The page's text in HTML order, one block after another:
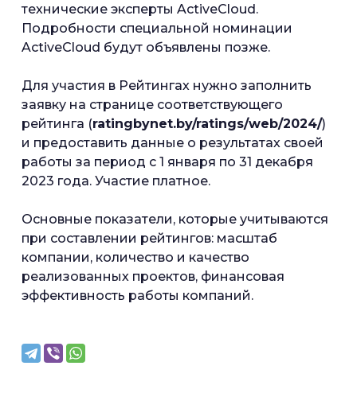
технические эксперты ActiveCloud.
Подробности специальной номинации
ActiveCloud будут объявлены позже.
Для участия в Рейтингах нужно заполнить
заявку на странице соответствующего
рейтинга (ratingbynet.by/ratings/web/2024/)
и предоставить данные о результатах своей
работы за период с 1 января по 31 декабря
2023 года. Участие платное.
Основные показатели, которые учитываются
при составлении рейтингов: масштаб
компании, количество и качество
реализованных проектов, финансовая
эффективность работы компаний.